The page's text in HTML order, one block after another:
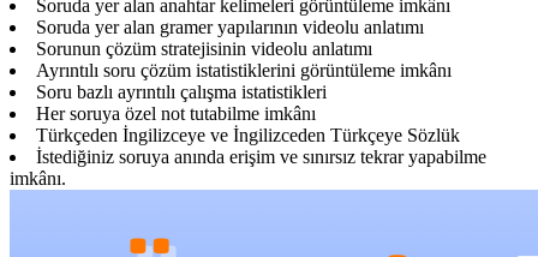
Soruda yer alan anahtar kelimeleri görüntüleme imkânı
Soruda yer alan gramer yapılarının videolu anlatımı
Sorunun çözüm stratejisinin videolu anlatımı
Ayrıntılı soru çözüm istatistiklerini görüntüleme imkânı
Soru bazlı ayrıntılı çalışma istatistikleri
Her soruya özel not tutabilme imkânı
Türkçeden İngilizceye ve İngilizceden Türkçeye Sözlük
İstediğiniz soruya anında erişim ve sınırsız tekrar yapabilme
imkânı.